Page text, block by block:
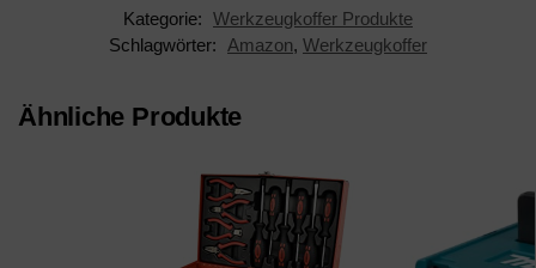
Kategorie: Werkzeugkoffer Produkte
Schlagwörter:
Amazon, Werkzeugkoffer
Ähnliche Produkte